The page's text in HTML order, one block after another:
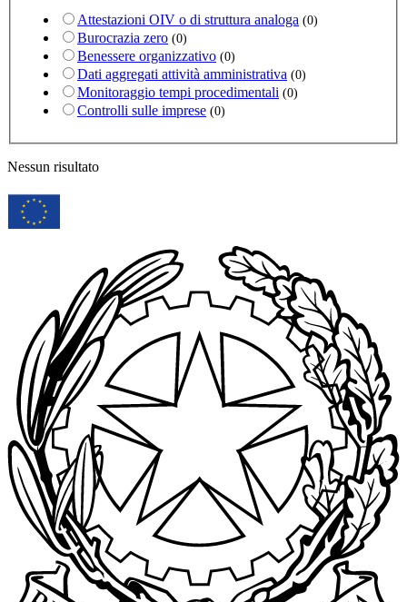
Attestazioni OIV o di struttura analoga (0)
Burocrazia zero (0)
Benessere organizzativo (0)
Dati aggregati attività amministrativa (0)
Monitoraggio tempi procedimentali (0)
Controlli sulle imprese (0)
Nessun risultato